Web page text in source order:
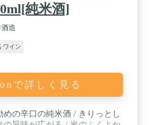
純米酒]
造
ワイン
で詳しく見る
めの辛口の純米酒 / きりっとし